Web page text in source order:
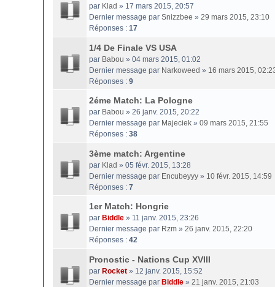
par Klad » 17 mars 2015, 20:57
Dernier message par Snizzbee » 29 mars 2015, 23:10
Réponses : 17
1/4 De Finale VS USA
par Babou » 04 mars 2015, 01:02
Dernier message par Narkoweed » 16 mars 2015,
Réponses : 9
2éme Match: La Pologne
par Babou » 26 janv. 2015, 20:22
Dernier message par Majeciek » 09 mars 2015, 21:55
Réponses : 38
3ème match: Argentine
par Klad » 05 févr. 2015, 13:28
Dernier message par Encubeyyy » 10 févr. 2015, 14:59
Réponses : 7
1er Match: Hongrie
par Biddle » 11 janv. 2015, 23:26
Dernier message par Rzm » 26 janv. 2015, 22:20
Réponses : 42
Pronostic - Nations Cup XVIII
par Rocket » 12 janv. 2015, 15:52
Dernier message par Biddle » 21 janv. 2015, 21:03